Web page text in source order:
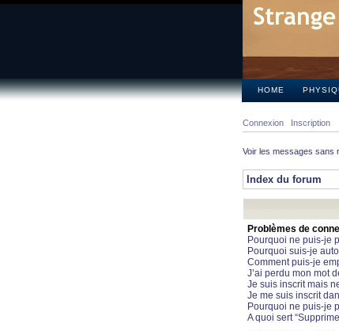
HOME
Connexion Inscription
Voir les messages sans
Index du forum
Problèmes de
Pourquoi ne puis-je
Pourquoi suis-je
Comment puis-je
J’ai perdu mon mot
Je suis inscrit mais
Je me suis inscrit
Pourquoi ne puis-je
A quoi sert